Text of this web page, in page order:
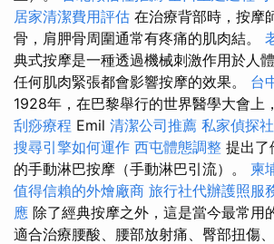
居家清潔費用評估 在治療背部時，按摩
骨，肩胛骨周圍通常有疼痛的肌肉結。
典式按摩是一種透過機械刺激作用於人
任何肌肉緊張都會影響按摩的效果。 台
1928年，在巴黎舉行的世界醫學大會上
刮痧療程 Emil 清潔公司推薦 私家偵探
搜尋引擎如何運作 西屯體態調整 提出了
的手動淋巴按摩（手動淋巴引流）。 柬
值得信賴的外燴廠商 旅行社代辦護照服
應 除了經典按摩之外，這是當今最常用
適合治療腰酸、腰部放射痛、臀部扭傷